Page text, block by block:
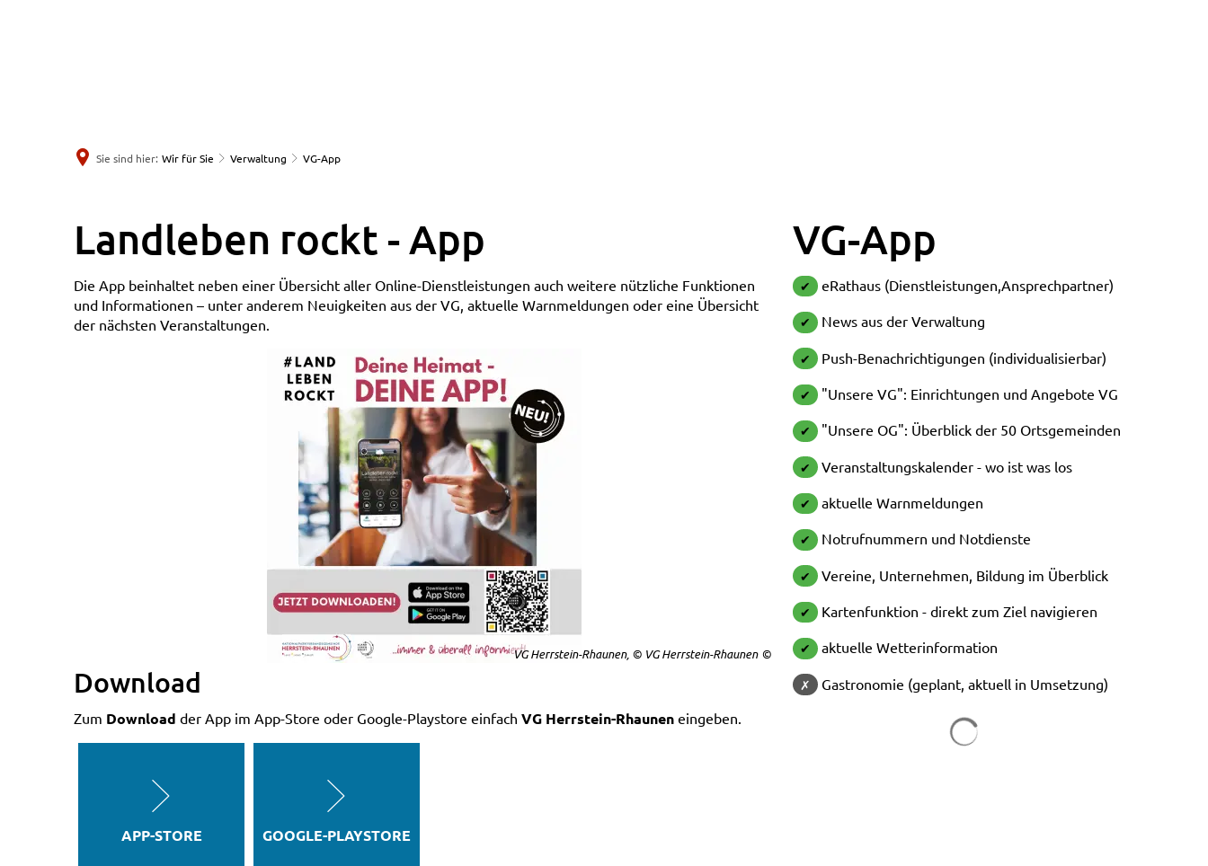
Sie sind hier: Wir für Sie Verwaltung VG-App
App
Landleben rockt - App
Die App beinhaltet neben einer Übersicht aller Online-Dienstleistungen auch weitere nützliche Funktionen
und Informationen – unter anderem Neuigkeiten aus der VG, aktuelle Warnmeldungen oder eine Übersicht
der nächsten Veranstaltungen.
VG Herrstein-Rhaunen, © VG Herrstein-Rhaunen
Download
Zum Download der App im App-Store oder Google-Playstore einfach VG Herrstein-Rhaunen eingeben.
APP-STORE GOOGLE-PLAYSTORE
VG-App
✔ eRathaus (Dienstleistungen,Ansprechpartner)
✔ News aus der Verwaltung
✔ Push-Benachrichtigungen (individualisierbar)
✔ "Unsere VG": Einrichtungen und Angebote VG
✔ "Unsere OG": Überblick der 50 Ortsgemeinden
✔ Veranstaltungskalender - wo ist was los
✔ aktuelle Warnmeldungen
✔ Notrufnummern und Notdienste
✔ Vereine, Unternehmen, Bildung im Überblick
✔ Kartenfunktion - direkt zum Ziel navigieren
✔ aktuelle Wetterinformation
✗ Gastronomie (geplant, aktuell in Umsetzung)